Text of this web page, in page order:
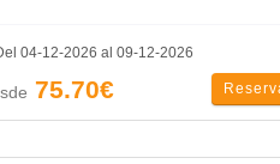
04-12-2026 al 09-12-2026
75.70€